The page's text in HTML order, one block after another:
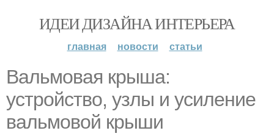
ИДЕИ ДИЗАЙНА ИНТЕРЬЕРА
главная новости статьи
Вальмовая крыша:
устройство, узлы и усиление
вальмовой крыши